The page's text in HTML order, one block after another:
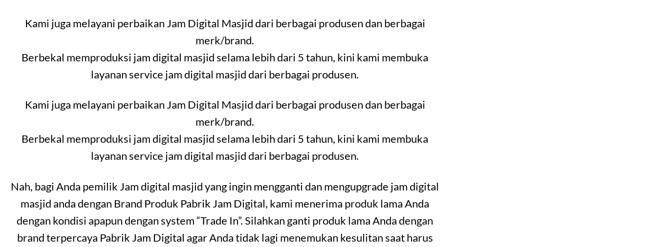
Kami juga melayani perbaikan Jam Digital Masjid dari berbagai produsen dan berbagai
merk/brand.
Berbekal memproduksi jam digital masjid selama lebih dari 5 tahun, kini kami membuka
layanan service jam digital masjid dari berbagai produsen.
Kami juga melayani perbaikan Jam Digital Masjid dari berbagai produsen dan berbagai
merk/brand.
Berbekal memproduksi jam digital masjid selama lebih dari 5 tahun, kini kami membuka
layanan service jam digital masjid dari berbagai produsen.
Nah, bagi Anda pemilik Jam digital masjid yang ingin mengganti dan mengupgrade jam digital
masjid anda dengan Brand Produk Pabrik Jam Digital, kami menerima produk lama Anda
dengan kondisi apapun dengan system “Trade In”. Silahkan ganti produk lama Anda dengan
brand terpercaya Pabrik Jam Digital agar Anda tidak lagi menemukan kesulitan saat harus